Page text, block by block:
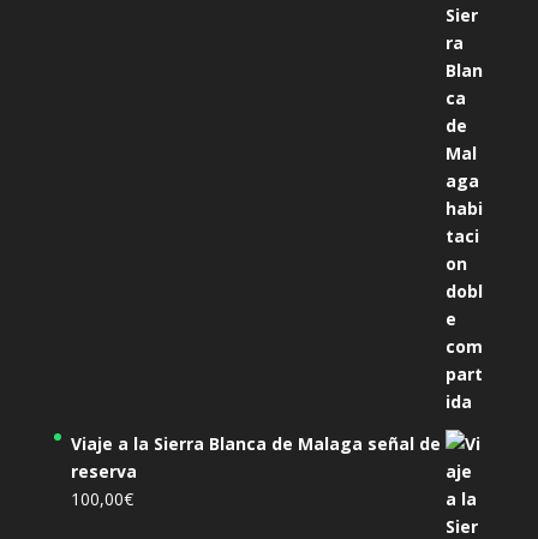
Viaje a la Sierra Blanca de Malaga señal de
reserva
100,00€